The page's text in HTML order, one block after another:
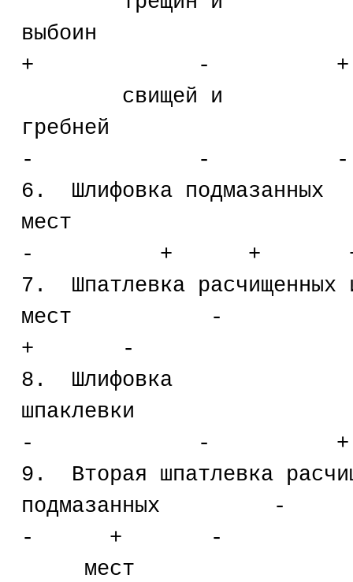
+ - +
свищей и
- - -
6. Шлифовка подмазанных
- + +
7. Шпатлевка расчищенных
мест
+ -
8. Шлифовка
- - +
9. Вторая шпатлевка
- + -
мест